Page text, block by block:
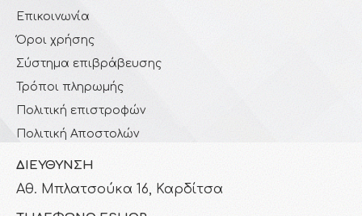
Επικοινωνία
Όροι χρήσης
Σύστημα επιβράβευσης
Τρόποι πληρωμής
Πολιτική επιστροφών
Πολιτική Αποστολών
ΔΙΕΎΘΥΝΣΗ
Αθ. Μπλατσούκα 16, Καρδίτσα